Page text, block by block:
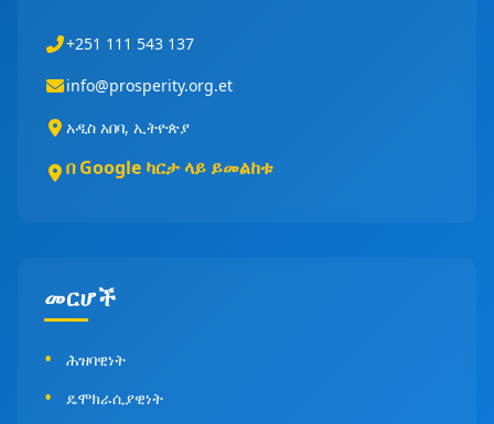
+251 111 543 137
info@prosperity.org.et
አዲስ አበባ, ኢትዮጵያ
በ Google ካርታ ላይ ይመልከቱ
መርሆች
ሕዝባዊነት
ዴሞክራሲያዊነት